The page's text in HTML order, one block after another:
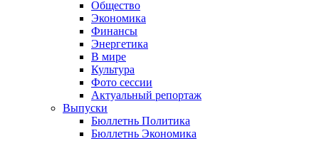
Общество
Экономика
Финансы
Энергетика
В мире
Культура
Фото сессии
Актуальный репортаж
Выпуски
Бюллетнь Политика
Бюллетнь Экономика